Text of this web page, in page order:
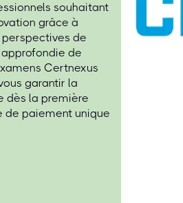
souhaitant
grâce à
de
de
Certnexus
garantir la
dès la première
de paiement unique